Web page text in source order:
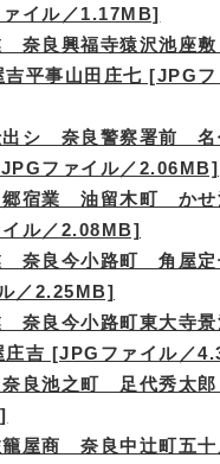
イル／1.17MB]
奈良興福寺猿沢池座
平事山田庄七 [JPGフ
出シ 奈良警察署前 名
ファイル／2.06MB]
宿業 油留木町 かせ
ル／2.08MB]
奈良今小路町 角屋
／2.25MB]
奈良今小路町東大寺景
吉 [JPGファイル／
良池之町 足代秀太郎
籠屋商 奈良中辻町五